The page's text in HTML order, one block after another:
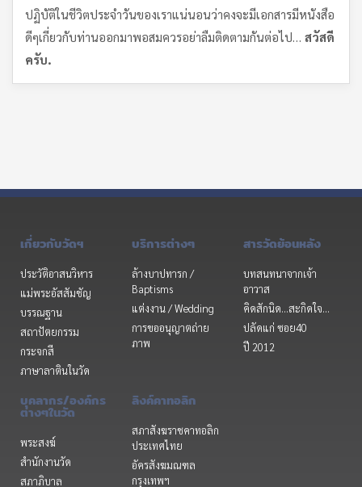
ปฏิบัติในชีวิตประจำวันของเราแน่นอนว่าคงจะมีเอกสารมีหนังสือ
ดีๆเกี่ยวกับท่านออกมาพอสมควรอย่าลืมติดตามกันต่อไป… สวัสดี
ครับ.
เกี่ยวกับวัดฯ
ประวัติอาสนวิหาร
แม่พระอัสสัมชัญ
บรรณฐาน
สถาปัตยกรรม
กระจกสี
ภาษาลาตินในวัด
บริการต่างๆ
ล้างบาปทารก /
Baptisms
แต่งงาน / Wedding
การขออนุญาตถ่าย
ภาพ
สารวัดย้อนหลัง
บทสนทนาจากเจ้า
อาวาส
คิดสักนิด...สะกิดใจ...
ปลัดแก่ ซอย40
ปี 2012
บุคลากร/องค์กร
ต่างๆในวัด
พระสงฆ์
สำนักงานวัด
สภาภิบาล
ลิงค์คาทอลิก
สภาสังฆราชคาทอลิก
ประเทศไทย
อัครสังฆมณฑล
กรุงเทพฯ